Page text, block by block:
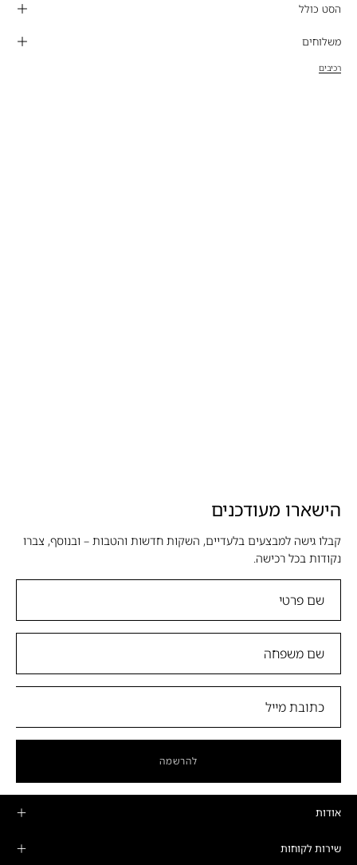
הסט כולל
משלוחים
רכיבים
הישארו מעודכנים
קבלו גישה למבצעים בלעדיים, השקות חדשות והטבות – ובנוסף, צברו
נקודות בכל רכישה.
להרשמה
אודות
שירות לקוחות